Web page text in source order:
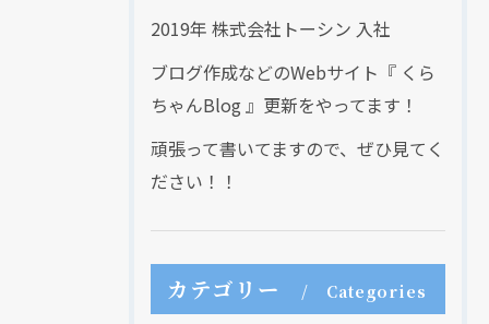
2019年 株式会社トーシン 入社
ブログ作成などのWebサイト『 くら
ちゃんBlog 』更新をやってます！
頑張って書いてますので、ぜひ見てく
ださい！！
カテゴリー Categories